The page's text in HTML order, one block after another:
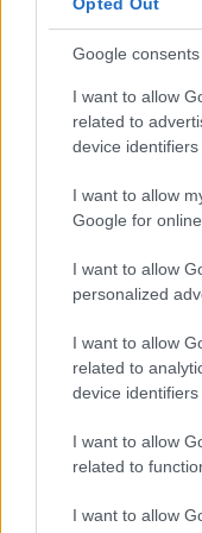
Google consents
I want to allow
related to
device identifiers
I want to allow
Google for
I want to allow
personalized
I want to allow
related to
device identifiers
I want to allow
related to
I want to allow
prematrimoniali.
pubblico, puoi
assicurato come
tuo agio ad
di incontrarli nel
altro luogo. La
maggior parte dei
12. Contabile
Se hai
nella gestione
conti, puoi
contabilità
una società locale
come